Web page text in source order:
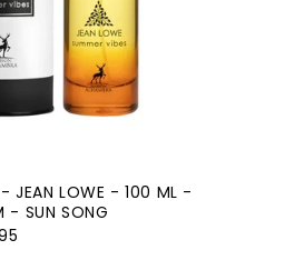
- JEAN LOWE - 100 ML -
- SUN SONG